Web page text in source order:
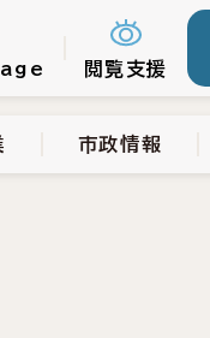
閲覧支援
情報 市議会
市政情報